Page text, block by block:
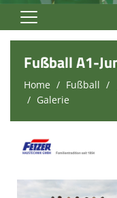
Home
TG Rockt!
Vereinsnews
Volleyball
Fußball A1-
Home Fußball
Galerie